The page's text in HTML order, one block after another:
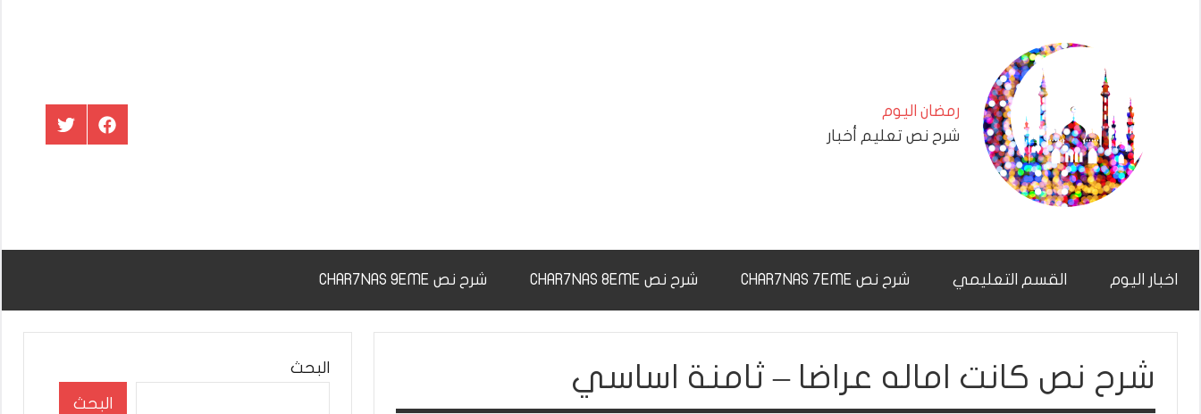
رمضان اليوم
شرح نص تعليم أخبار
عنصر
عنصر
اخبار اليوم القسم التعليمي شرح نص CHAR7NAS 7EME شرح نص CHAR7NAS 8EME شرح نص CHAR7NAS 9EME
شرح نص كانت اماله عراضا – ثامنة اساسي البحث
البحث